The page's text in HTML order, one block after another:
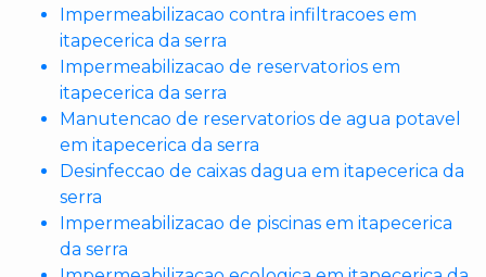
Impermeabilizacao contra infiltracoes em
itapecerica da serra
Impermeabilizacao de reservatorios em
itapecerica da serra
Manutencao de reservatorios de agua potavel
em itapecerica da serra
Desinfeccao de caixas dagua em itapecerica da
serra
Impermeabilizacao de piscinas em itapecerica
da serra